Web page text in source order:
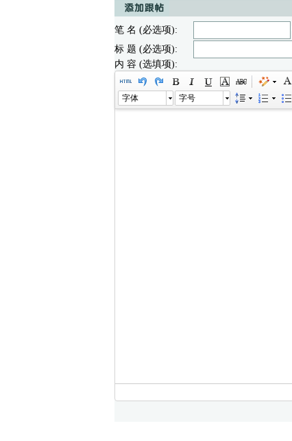
笔 名 (必选项):
标 题 (必选项):
内 容 (选填项):
字体 字号